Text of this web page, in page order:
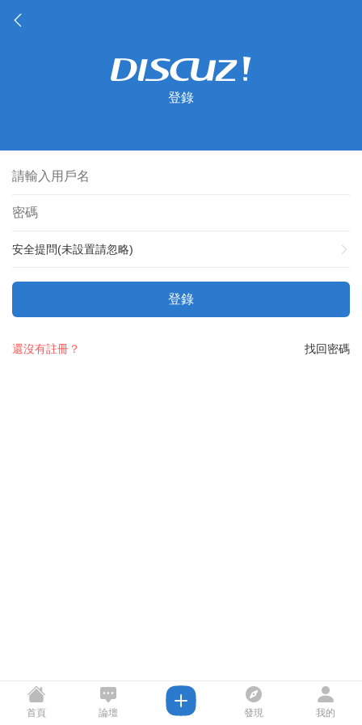
登錄
安全提問(未設置請忽略)
登錄
找回密碼
還沒有註冊？
首頁 論壇 發現 我的